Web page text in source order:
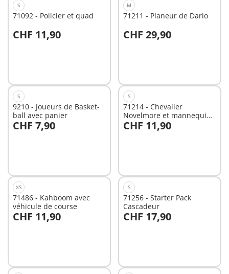
S
71092 - Policier et quad
CHF 11,90
Au panier
M
71211 - Planeur de Dario
CHF 29,90
S
9210 - Joueurs de Basket-
ball avec panier
CHF 7,90
S
71214 - Chevalier
Novelmore et mannequin
d'entrainement
CHF 11,90
XS
71486 - Kahboom avec
véhicule de course
CHF 11,90
S
71256 - Starter Pack
Cascadeur
CHF 17,90